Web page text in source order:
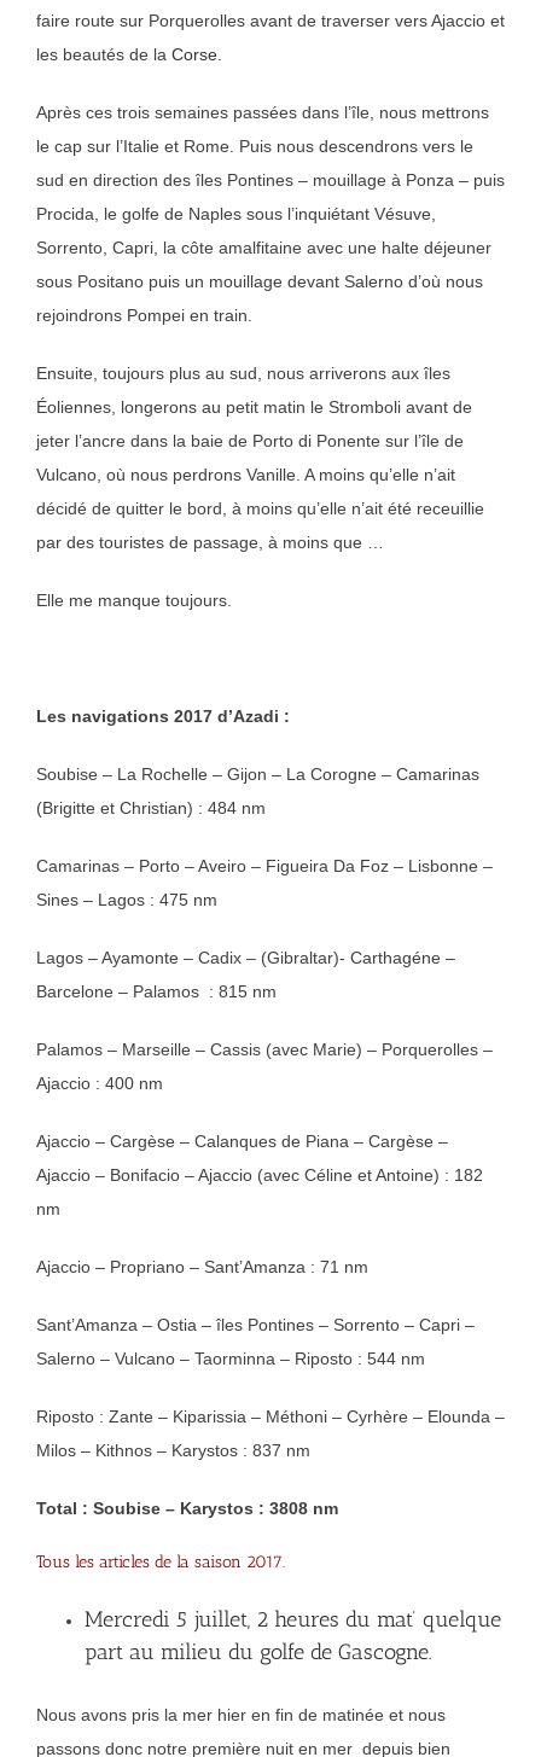
faire route sur Porquerolles avant de traverser vers Ajaccio et
les beautés de la Corse.
Après ces trois semaines passées dans l’île, nous mettrons
le cap sur l’Italie et Rome. Puis nous descendrons vers le
sud en direction des îles Pontines – mouillage à Ponza – puis
Procida, le golfe de Naples sous l’inquiétant Vésuve,
Sorrento, Capri, la côte amalfitaine avec une halte déjeuner
sous Positano puis un mouillage devant Salerno d’où nous
rejoindrons Pompei en train.
Ensuite, toujours plus au sud, nous arriverons aux îles
Éoliennes, longerons au petit matin le Stromboli avant de
jeter l’ancre dans la baie de Porto di Ponente sur l’île de
Vulcano, où nous perdrons Vanille. A moins qu’elle n’ait
décidé de quitter le bord, à moins qu’elle n’ait été receuillie
par des touristes de passage, à moins que …
Elle me manque toujours.
Les navigations 2017 d’Azadi :
Soubise – La Rochelle – Gijon – La Corogne – Camarinas
(Brigitte et Christian) : 484 nm
Camarinas – Porto – Aveiro – Figueira Da Foz – Lisbonne –
Sines – Lagos : 475 nm
Lagos – Ayamonte – Cadix – (Gibraltar)- Carthagéne –
Barcelone – Palamos : 815 nm
Palamos – Marseille – Cassis (avec Marie) – Porquerolles –
Ajaccio : 400 nm
Ajaccio – Cargèse – Calanques de Piana – Cargèse –
Ajaccio – Bonifacio – Ajaccio (avec Céline et Antoine) : 182
nm
Ajaccio – Propriano – Sant’Amanza : 71 nm
Sant’Amanza – Ostia – îles Pontines – Sorrento – Capri –
Salerno – Vulcano – Taorminna – Riposto : 544 nm
Riposto : Zante – Kiparissia – Méthoni – Cyrhère – Elounda –
Milos – Kithnos – Karystos : 837 nm
Total : Soubise – Karystos : 3808 nm
Tous les articles de la saison 2017.
Mercredi 5 juillet, 2 heures du mat’ quelque
part au milieu du golfe de Gascogne.
Nous avons pris la mer hier en fin de matinée et nous
passons donc notre première nuit en mer depuis bien